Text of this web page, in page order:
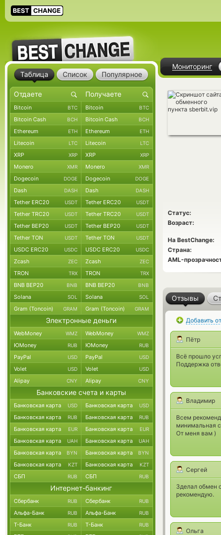
Мониторинг
Статус:
Возраст:
На BestChange:
Страна:
AML-
Отзывы
Добавить
Пётр
Всё прошло
Поддержка
Владимир
Всем
минимальная
От меня вам )
Сергей
Зделал обмен
рекомендую.
Ольга
Таблица Список Популярное
Bitcoin BTC Bitcoin BTC
Bitcoin Cash BCH Bitcoin Cash BCH
Ethereum ETH Ethereum ETH
Litecoin LTC Litecoin LTC
XRP XRP XRP XRP
Monero XMR Monero XMR
Dogecoin DOGE Dogecoin DOGE
Dash DASH Dash DASH
Tether ERC20 USDT Tether ERC20 USDT
Tether TRC20 USDT Tether TRC20 USDT
Tether BEP20 USDT Tether BEP20 USDT
Tether TON USDT Tether TON USDT
USDC ERC20 USDC USDC ERC20 USDC
Zcash ZEC Zcash ZEC
TRON TRX TRON TRX
BNB BEP20 BNB BNB BEP20 BNB
Solana SOL Solana SOL
Gram (Toncoin) GRAM Gram (Toncoin) GRAM
Электронные деньги
WebMoney WMZ WebMoney WMZ
ЮMoney RUB ЮMoney RUB
PayPal USD PayPal USD
Volet USD Volet USD
Alipay CNY Alipay CNY
Банковские счета и карты
Банковская карта USD Банковская карта USD
Банковская карта RUB Банковская карта RUB
Банковская карта EUR Банковская карта EUR
Банковская карта UAH Банковская карта UAH
Банковская карта BYN Банковская карта BYN
Банковская карта KZT Банковская карта KZT
СБП RUB СБП RUB
Интернет-банкинг
Сбербанк RUB Сбербанк RUB
Альфа-Банк RUB Альфа-Банк RUB
Т-Банк RUB Т-Банк RUB